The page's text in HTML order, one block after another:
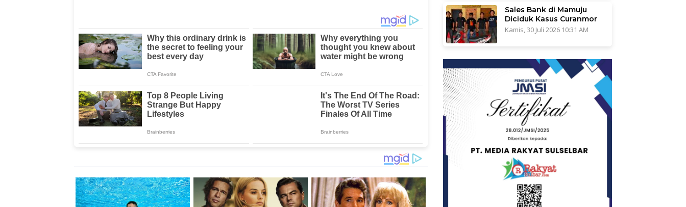
Sales Bank di Mamuju
Diciduk Kasus Curanmor
Kamis, 30 Juli 2026 10:31 AM